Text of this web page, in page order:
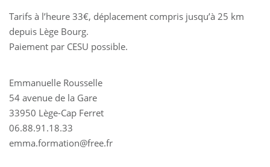
Tarifs à l’heure 33€, déplacement compris jusqu’à 25 km
depuis Lège Bourg.
Paiement par CESU possible.
Emmanuelle Rousselle
54 avenue de la Gare
33950 Lège-Cap Ferret
06.88.91.18.33
emma.formation@free.fr